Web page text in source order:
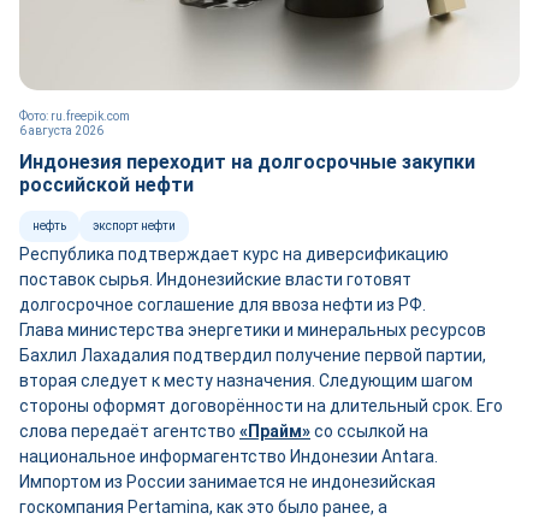
6 августа 2026
Фото: ru.freepik.com
Индонезия переходит на долгосрочные закупки
российской нефти
нефть экспорт нефти
Республика подтверждает курс на диверсификацию
поставок сырья. Индонезийские власти готовят
долгосрочное соглашение для ввоза нефти из РФ.
Глава министерства энергетики и минеральных ресурсов
Бахлил Лахадалия подтвердил получение первой партии,
вторая следует к месту назначения. Следующим шагом
стороны оформят договорённости на длительный срок. Его
слова передаёт агентство «Прайм»со ссылкой на
национальное информагентство Индонезии Antara.
Импортом из России занимается не индонезийская
госкомпания Pertamina, как это было ранее, а